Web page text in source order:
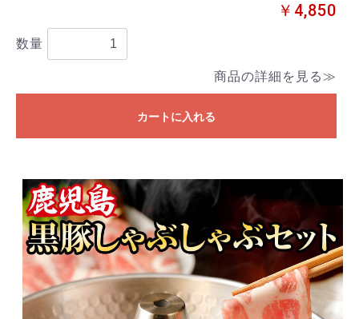
￥4,850
数量
商品の詳細を見る≫
カートに入れる